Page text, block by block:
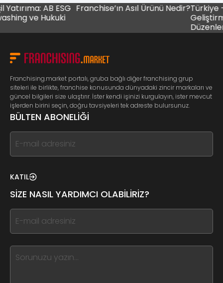
AB ESG
Hukuki
Franchise’ın Asıl Ürünü Nedir? Türkiye –
Geliştirme
Düzenlenecek
Franchising.market portalı, gruba bağlı diğer franchising grup
siteleri ile birlikte, franchise konusunda dünyadaki zincir markaları ve
güncel bilgileri size ulaştırır. İster kendi işinizi kurgulayın, ister mevcut
işlerden birini seçin, doğru tavsiyeleri tek adreste bulursunuz.
BÜLTEN ABONELİĞİ
If
you
this,
leave
this
form
field
blank
KATIL
SİZE NASIL YARDIMCI OLABİLİRİZ?
If
you
this,